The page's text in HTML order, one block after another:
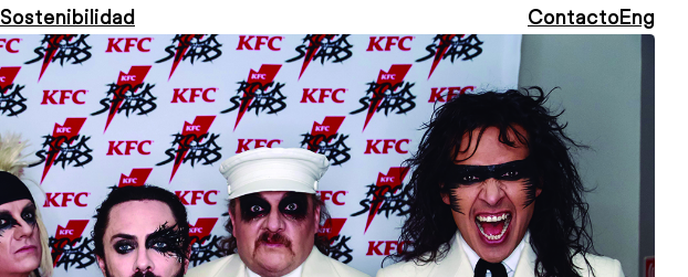
Sostenibilidad ContactoEng